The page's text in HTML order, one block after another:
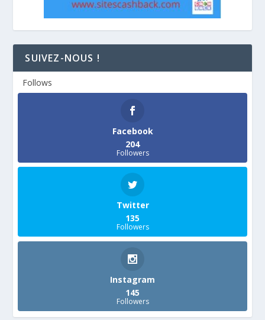
SUIVEZ-NOUS !
Follows
Facebook
204
Followers
Twitter
135
Followers
Instagram
145
Followers